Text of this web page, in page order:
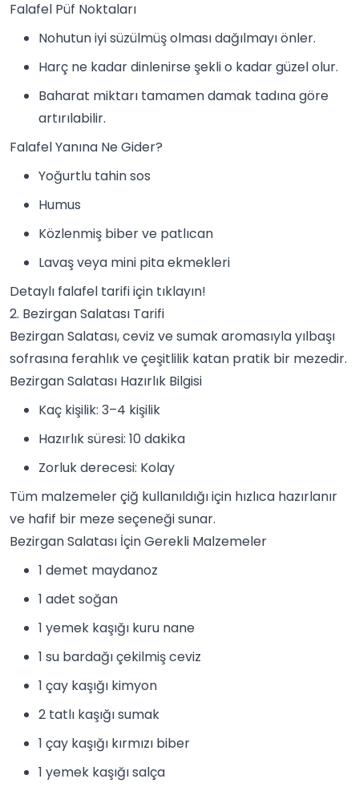
Falafel Püf Noktaları
Nohutun iyi süzülmüş olması dağılmayı önler.
Harç ne kadar dinlenirse şekli o kadar güzel olur.
Baharat miktarı tamamen damak tadına göre
artırılabilir.
Falafel Yanına Ne Gider?
Yoğurtlu tahinsos
Humus
Közlenmiş biber ve patlıcan
Lavaş veya mini pitaekmekleri
Detaylı falafel tarifi için tıklayın!
2. Bezirgan Salatası Tarifi
Bezirgan Salatası, ceviz ve sumak aromasıyla yılbaşı
sofrasına ferahlık ve çeşitlilik katan pratik bir mezedir.
Bezirgan Salatası Hazırlık Bilgisi
Kaç kişilik: 3–4 kişilik
Hazırlık süresi: 10 dakika
Zorluk derecesi: Kolay
Tüm malzemeler çiğ kullanıldığı için hızlıca hazırlanır
ve hafif bir meze seçeneği sunar.
Bezirgan Salatası İçin Gerekli Malzemeler
1 demet maydanoz
1 adet soğan
1 yemek kaşığı kuru nane
1 su bardağı çekilmiş ceviz
1 çay kaşığı kimyon
2 tatlı kaşığı sumak
1 çay kaşığı kırmızı biber
1 yemek kaşığısalça